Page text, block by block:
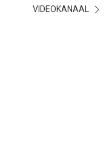
VIDEOKANAAL